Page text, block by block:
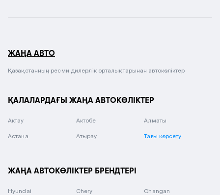
ЖАҢА АВТО
Қазақстанның ресми дилерлік орталықтарынан автокөліктер
ҚАЛАЛАРДАҒЫ ЖАҢА АВТОКӨЛІКТЕР
Актау Актобе Алматы
Астана Атырау Тағы көрсету
ЖАҢА АВТОКӨЛІКТЕР БРЕНДТЕРІ
Hyundai Chery Changan